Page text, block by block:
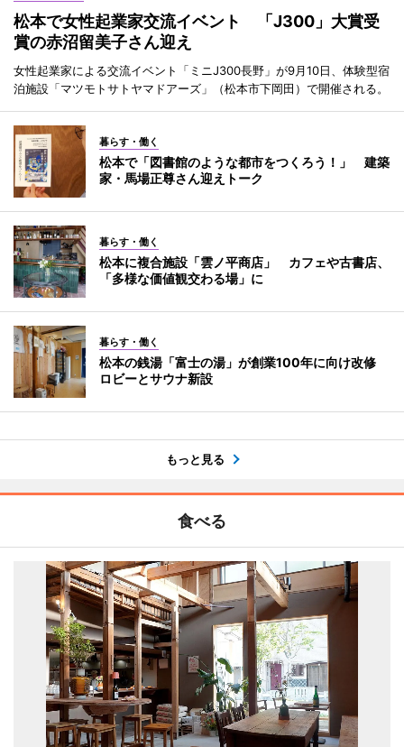
松本で女性起業家交流イベント 「J300」大賞受
賞の赤沼留美子さん迎え
女性起業家による交流イベント「ミニJ300長野」が9月10日、体験型宿
泊施設「マツモトサトヤマドアーズ」（松本市下岡田）で開催される。
暮らす・働く
松本で「図書館のような都市をつくろう！」 建築
家・馬場正尊さん迎えトーク
暮らす・働く
松本に複合施設「雲ノ平商店」 カフェや古書店、
「多様な価値観交わる場」に
暮らす・働く
松本の銭湯「富士の湯」が創業100年に向け改修
ロビーとサウナ新設
もっと見る
食べる